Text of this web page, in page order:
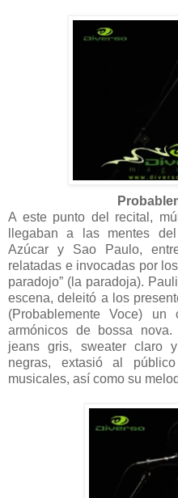
A este punto del recital,
llegaban a las mentes
Azúcar y Sao Paulo,
relatadas e invocadas por
paradojo” (la paradoja).
escena, deleitó a los
(Probablemente Voce)
armónicos de bossa
jeans gris, sweater claro
negras, extasió al
musicales, así como su